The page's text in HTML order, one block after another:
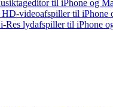
til iPhone og
videoafspiller til iPhone
Res lydafspiller til iPhone